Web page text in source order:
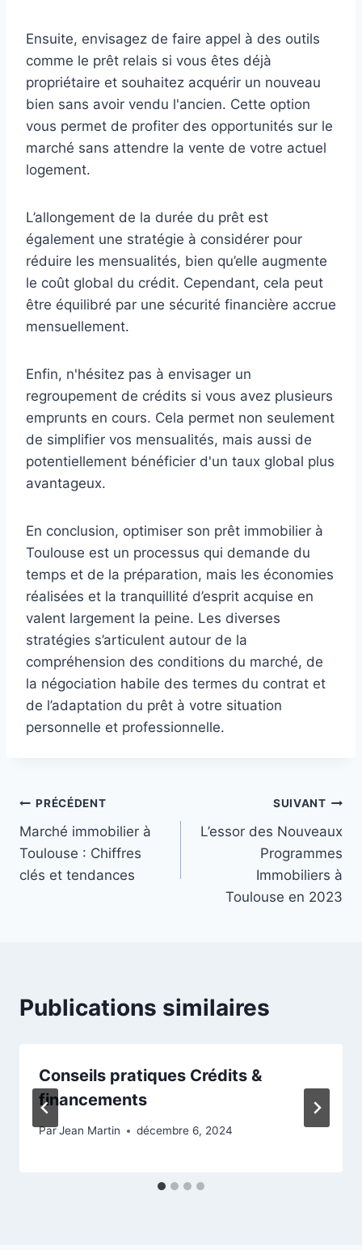
Ensuite, envisagez de faire appel à des outils
comme le prêt relais si vous êtes déjà
propriétaire et souhaitez acquérir un nouveau
bien sans avoir vendu l'ancien. Cette option
vous permet de profiter des opportunités sur le
marché sans attendre la vente de votre actuel
logement.
L’allongement de la durée du prêt est
également une stratégie à considérer pour
réduire les mensualités, bien qu’elle augmente
le coût global du crédit. Cependant, cela peut
être équilibré par une sécurité financière accrue
mensuellement.
Enfin, n'hésitez pas à envisager un
regroupement de crédits si vous avez plusieurs
emprunts en cours. Cela permet non seulement
de simplifier vos mensualités, mais aussi de
potentiellement bénéficier d'un taux global plus
avantageux.
En conclusion, optimiser son prêt immobilier à
Toulouse est un processus qui demande du
temps et de la préparation, mais les économies
réalisées et la tranquillité d’esprit acquise en
valent largement la peine. Les diverses
stratégies s’articulent autour de la
compréhension des conditions du marché, de
la négociation habile des termes du contrat et
de l’adaptation du prêt à votre situation
personnelle et professionnelle.
Navigation
de
l’article
PRÉCÉDENT
Marché immobilier à
Toulouse : Chiffres
clés et tendances
SUIVANT
L’essor des Nouveaux
Programmes
Immobiliers à
Toulouse en 2023
Publications similaires
Conseils pratiques Crédits &
financements
ParJean Martin décembre 6, 2024